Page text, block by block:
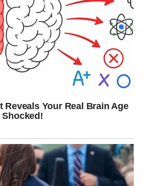
osjećanja koja više ne uspijeva